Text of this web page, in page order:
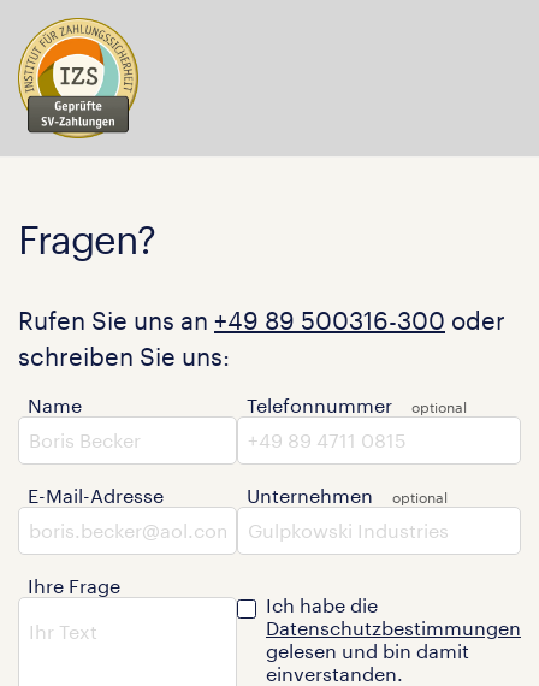
Fragen?
Rufen Sie uns an +49 89 500316-300 oder
schreiben Sie uns:
Name
E-Mail-Adresse
Ihre Frage
Telefonnummer
Unternehmen
Ich habe die
Datenschutzbestimmungen
gelesen und bin damit
einverstanden.